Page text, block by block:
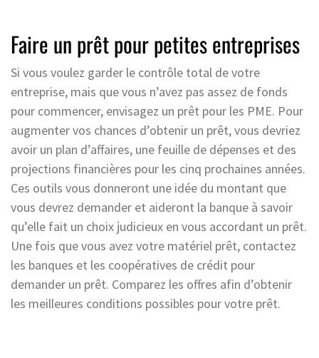
Faire un prêt pour petites entreprises
Si vous voulez garder le contrôle total de votre
entreprise, mais que vous n’avez pas assez de fonds
pour commencer, envisagez un prêt pour les PME. Pour
augmenter vos chances d’obtenir un prêt, vous devriez
avoir un plan d’affaires, une feuille de dépenses et des
projections financières pour les cinq prochaines années.
Ces outils vous donneront une idée du montant que
vous devrez demander et aideront la banque à savoir
qu’elle fait un choix judicieux en vous accordant un prêt.
Une fois que vous avez votre matériel prêt, contactez
les banques et les coopératives de crédit pour
demander un prêt. Comparez les offres afin d’obtenir
les meilleures conditions possibles pour votre prêt.